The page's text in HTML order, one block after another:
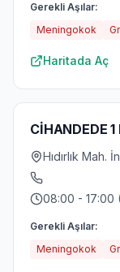
Gerekli Aşılar:
Meningokok
Haritada Aç
CİHANDEDE
Hıdırlık Mah.
08:00 - 17:00
Gerekli Aşılar:
Meningokok